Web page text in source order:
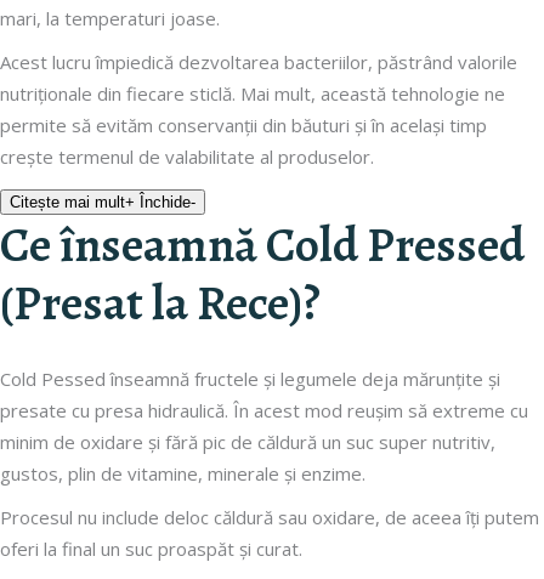
mari, la temperaturi joase.
Acest lucru împiedică dezvoltarea bacteriilor, păstrând valorile
nutriționale din fiecare sticlă. Mai mult, această tehnologie ne
permite să evităm conservanții din băuturi și în același timp
crește termenul de valabilitate al produselor.
Citește mai mult+ Închide-
Ce înseamnă Cold Pressed
(Presat la Rece)?
Cold Pessed înseamnă fructele și legumele deja mărunțite și
presate cu presa hidraulică. În acest mod reușim să extreme cu
minim de oxidare și fără pic de căldură un suc super nutritiv,
gustos, plin de vitamine, minerale și enzime.
Procesul nu include deloc căldură sau oxidare, de aceea îți putem
oferi la final un suc proaspăt și curat.